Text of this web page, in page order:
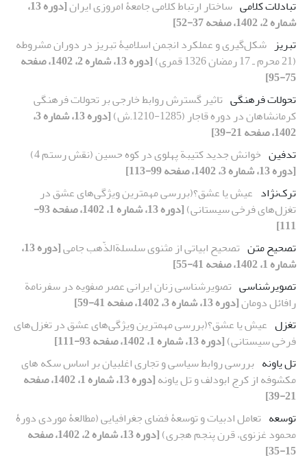
تبادلات کلامی ساختار ارتباط کلامی جامعۀ امروزی ایران
[دوره 13،
شماره 2، 1402، صفحه 37-52]
تبریز شکل‌گیری و عملکرد انجمن اسلامیۀ تبریز در دوران مشروطه
(21 محرم ـ 17 رمضان 1326 قمری)
[دوره 13، شماره 2، 1402، صفحه
75-95]
تحولات فرهنگی تاثیر گسترش روابط خارجی بر تحولات فرهنگی
کرمانشاهان در دوره قاجار (1285-1210.ش)
[دوره 13، شماره 3،
1402، صفحه 21-39]
تدفین خوانش جدید کتیبة پهلوی در کوه حسین (نقش ‌رستم 4)
[دوره 13، شماره 3، 1402، صفحه 99-113]
ترک‌‌نژاد عیش یا عشق؟(بررسی مهمترین ویژگی‌های عشق در
تغزل‌های فرخی سیستانی)
[دوره 13، شماره 1، 1402، صفحه 93-
111]
تصحیح متن تصحیح ابیاتی از مثنوی سلسلة‌الذّهب جامی
[دوره 13،
شماره 1، 1402، صفحه 41-55]
تصویرشناسی تصویرشناسی زنان ایرانی عصر صفویه در سفرنامة
رافائل دومان[دوره 13، شماره 3، 1402، صفحه 41-59]
تغزل عیش یا عشق؟(بررسی مهمترین ویژگی‌های عشق در تغزل‌های
فرخی سیستانی)[دوره 13، شماره 1، 1402، صفحه 93-111]
تل یاونه بررسی روابط سیاسی و تجاری اغلبیان بر اساس سکه های
مکشوفه از کرج ابودلف و تل یاونه
[دوره 13، شماره 1، 1402، صفحه
21-39]
توسعه تعامل ادبیات و توسعۀ فضای جغرافیایی (مطالعۀ موردی دورۀ
محمود غزنوی، قرن پنجم هجری)
[دوره 13، شماره 2، 1402، صفحه
15-35]